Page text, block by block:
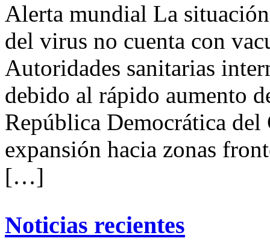
Alerta mundial La
del virus no cuenta con
Autoridades sanitarias
debido al rápido aumento
República Democrática
expansión hacia zonas
[…]
Noticias recientes